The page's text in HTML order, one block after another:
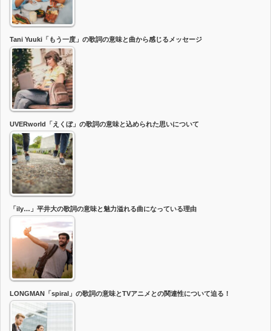
Tani Yuuki「もう一度」の歌詞の意味と曲から感じるメッセージ
UVERworld「えくぼ」の歌詞の意味と込められた思いについて
「ily…」平井大の歌詞の意味と魅力溢れる曲になっている理由
LONGMAN「spiral」の歌詞の意味とTVアニメとの関連性について迫る！